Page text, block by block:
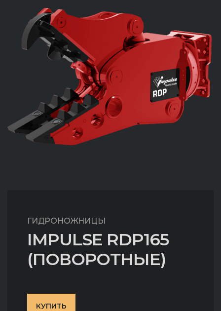
ГИДРОНОЖНИЦЫ
IMPULSE RDP165
(ПОВОРОТНЫЕ)
КУПИТЬ